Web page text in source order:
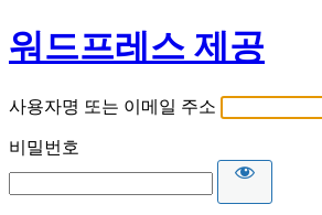
워드프레스 제공
사용자명 또는 이메일 주소
비밀번호